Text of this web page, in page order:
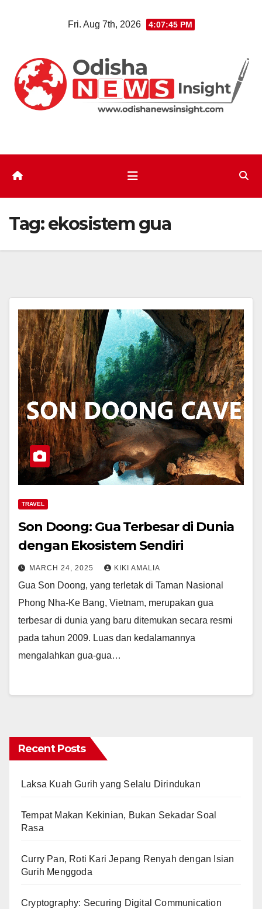
Fri. Aug 7th, 2026 4:07:45 PM
Tag:ekosistem gua
TRAVEL
Son Doong: Gua Terbesar di Dunia
dengan Ekosistem Sendiri
MARCH 24, 2025 KIKI AMALIA
Gua Son Doong, yang terletak di Taman Nasional
Phong Nha-Ke Bang, Vietnam, merupakan gua
terbesar di dunia yang baru ditemukan secara resmi
pada tahun 2009. Luas dan kedalamannya
mengalahkan gua-gua…
Recent Posts
Laksa Kuah Gurih yang Selalu Dirindukan
Tempat Makan Kekinian, Bukan Sekadar Soal
Rasa
Curry Pan, Roti Kari Jepang Renyah dengan Isian
Gurih Menggoda
Cryptography: Securing Digital Communication